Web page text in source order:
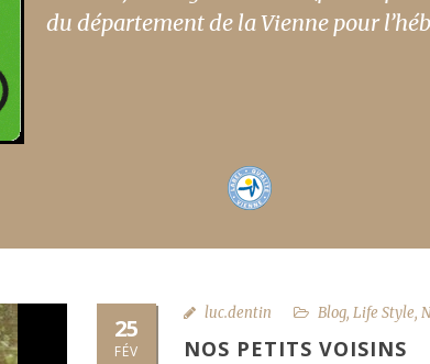
du département de la Vienne pour
25
FÉV
luc.dentin Blog, Life Style,
NOS PETITS VOISINS